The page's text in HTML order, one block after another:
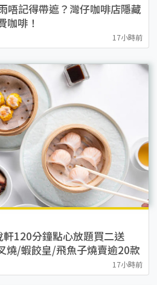
唔記得帶遮？灣仔咖啡店隱藏
咖啡！
17小時前
120分鐘點心放題買二送
燒/蝦餃皇/飛魚子燒賣逾20款
17小時前